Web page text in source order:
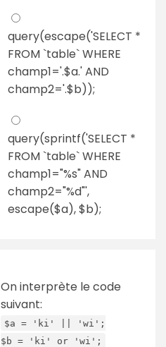
query(escape('SELECT *
FROM `table` WHERE
champ1='.$a.' AND
champ2='.$b));
query(sprintf('SELECT *
FROM `table` WHERE
champ1="%s" AND
champ2="%d"',
escape($a), $b);
On interprète le code
suivant:
$a = 'ki' || 'wi';
$b = 'ki' or 'wi';